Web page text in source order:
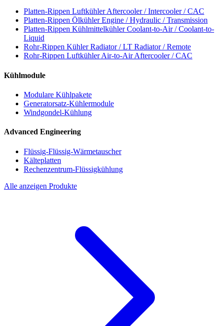
Platten-Rippen LuftkühlerAftercooler / Intercooler / CAC
Platten-Rippen ÖlkühlerEngine / Hydraulic / Transmission
Platten-Rippen KühlmittelkühlerCoolant-to-Air / Coolant-to-
Liquid
Rohr-Rippen KühlerRadiator / LT Radiator / Remote
Rohr-Rippen LuftkühlerAir-to-Air Aftercooler / CAC
Kühlmodule
Modulare Kühlpakete
Generatorsatz-Kühlermodule
Windgondel-Kühlung
Advanced Engineering
Flüssig-Flüssig-Wärmetauscher
Kälteplatten
Rechenzentrum-Flüssigkühlung
Alle anzeigen Produkte